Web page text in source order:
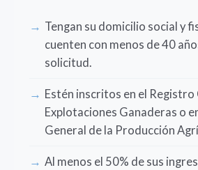
Tengan su domicilio social y
cuenten con menos de 40
solicitud.
Estén inscritos en el Registro
Explotaciones Ganaderas o
General de la Producción
Al menos el 50% de sus